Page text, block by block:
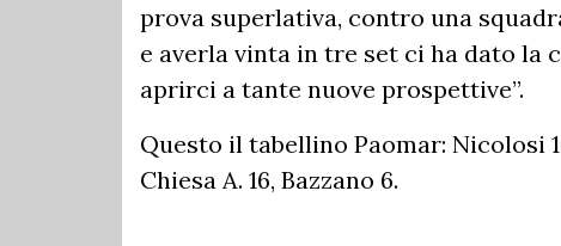
prova superlativa, contro una
e averla vinta in tre set ci ha dato la
aprirci a tante nuove prospettive”.
Questo il tabellino Paomar: Nicolosi
Chiesa A. 16, Bazzano 6.